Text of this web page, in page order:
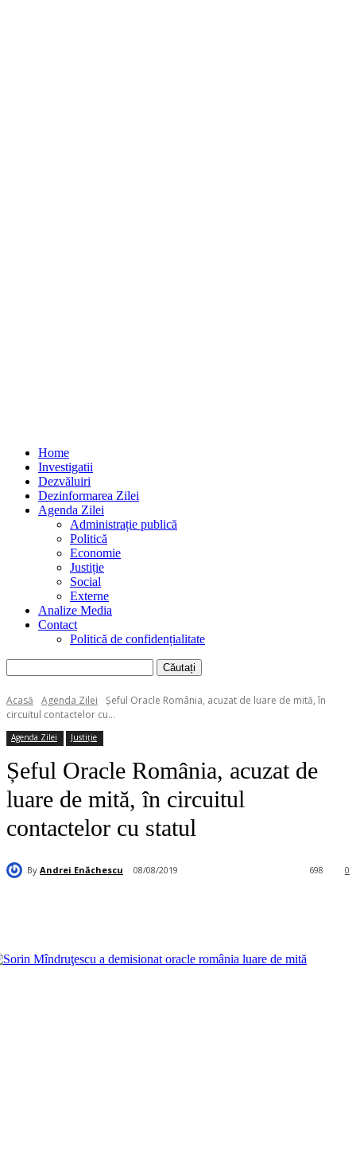
Home
Investigatii
Dezvăluiri
Dezinformarea Zilei
Agenda Zilei
Administrație publică
Politică
Economie
Justiție
Social
Externe
Analize Media
Contact
Politică de confidențialitate
Acasă Agenda Zilei
Șeful Oracle România, acuzat de luare de mită, în
circuitul contactelor cu...
Agenda Zilei Justiție
Șeful Oracle România, acuzat de
luare de mită, în circuitul
contactelor cu statul
By Andrei Enăchescu 08/08/2019 0
698